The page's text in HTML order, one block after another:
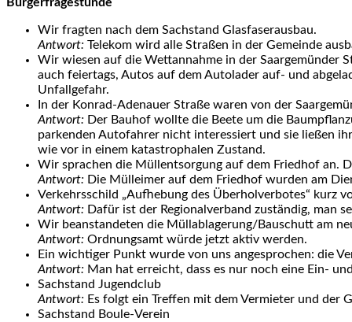
Wir fragten nach dem Sachstand Glasfaserausbau.
Antwort: Telekom wird alle Straßen in der Gemeinde
Wir wiesen auf die Wettannahme in der Saargemünder
auch feiertags, Autos auf dem Autolader auf- und
Unfallgefahr.
In der Konrad-Adenauer Straße waren von der
Antwort: Der Bauhof wollte die Beete um die
parkenden Autofahrer nicht interessiert und sie ließen
wie vor in einem katastrophalen Zustand.
Wir sprachen die Müllentsorgung auf dem Friedhof an.
Antwort: Die Mülleimer auf dem Friedhof wurden am
Verkehrsschild „Aufhebung des Überholverbotes“ kurz
Antwort: Dafür ist der Regionalverband zuständig, man
Wir beanstandeten die Müllablagerung/Bauschutt am
Antwort: Ordnungsamt würde jetzt aktiv werden.
Ein wichtiger Punkt wurde von uns angesprochen: die
Antwort: Man hat erreicht, dass es nur noch eine Ein-
Sachstand Jugendclub
Antwort: Es folgt ein Treffen mit dem Vermieter und der
Sachstand Boule-Verein